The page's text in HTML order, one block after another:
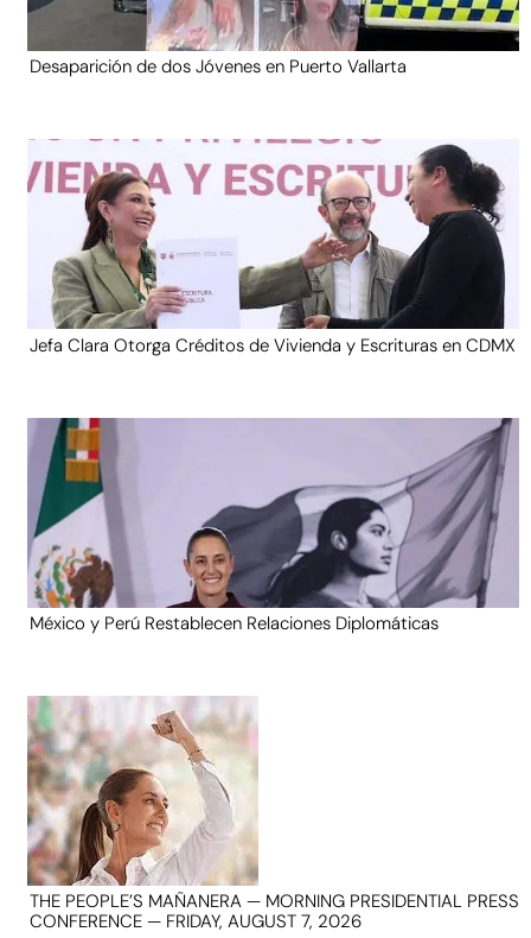
Desaparición de dos Jóvenes en Puerto Vallarta
Jefa Clara Otorga Créditos de Vivienda y Escrituras en CDMX
México y Perú Restablecen Relaciones Diplomáticas
THE PEOPLE’S MAÑANERA — MORNING PRESIDENTIAL PRESS
CONFERENCE — FRIDAY, AUGUST 7, 2026